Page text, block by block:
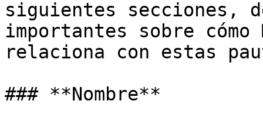
siguientes secciones,
importantes sobre cómo
relaciona con estas
### **Nombre**